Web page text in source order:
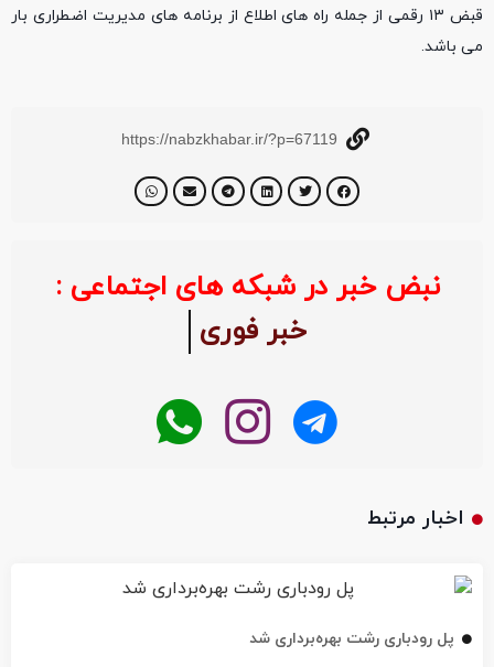
قبض ۱۳ رقمی از جمله راه های اطلاع از برنامه های مدیریت اضطراری بار
می باشد.
https://nabzkhabar.ir/?p=67119
نبض خبر در شبکه های اجتماعی :
خبر فوری
اخبار مرتبط
پل رودباری رشت بهره‌برداری شد